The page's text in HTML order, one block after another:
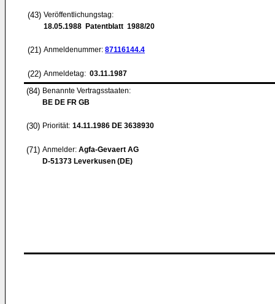
(43) Veröffentlichungstag:
18.05.1988 Patentblatt 1988/20
(21) Anmeldenummer: 87116144.4
(22) Anmeldetag: 03.11.1987
(84) Benannte Vertragsstaaten:
BE DE FR GB
(30) Priorität: 14.11.1986 DE 3638930
(71) Anmelder: Agfa-Gevaert AG
D-51373 Leverkusen (DE)